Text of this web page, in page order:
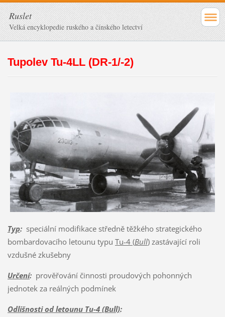
Ruslet
Velká encyklopedie ruského a čínského letectví
Tupolev Tu-4LL (DR-1/-2)
Typ:speciální modifikace středně těžkého strategického
bombardovacího letounu typu Tu-4 (Bull)zastávající roli
vzdušné zkušebny
Určení:prověřování činnosti proudových pohonných
jednotek za reálných podmínek
Odlišnosti od letounu Tu-4 (Bull):